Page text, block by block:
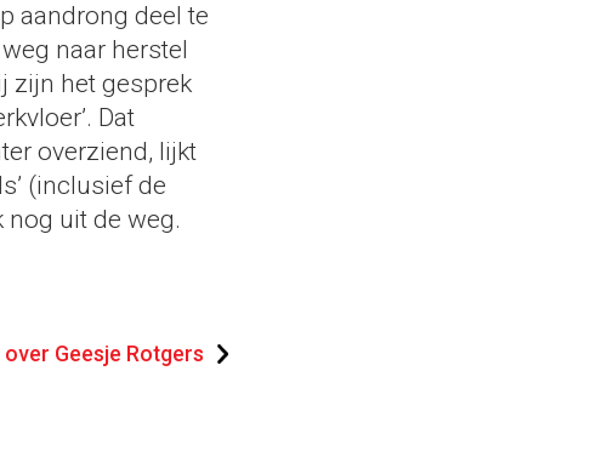
aandrong deel te
naar herstel
zijn het gesprek
Dat
overziend, lijkt
(inclusief de
nog uit de weg.
over Geesje Rotgers